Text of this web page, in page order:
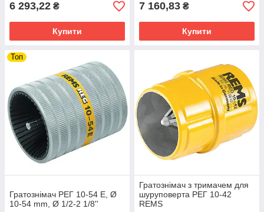
6 293,22 ₴
Купити
7 160,83 ₴
Купити
Топ
Гратознімач РЕГ 10-54 E, Ø
10-54 mm, Ø 1/2-2 1/8''
Гратознімач з тримачем для
шуруповерта РЕГ 10-42
REMS